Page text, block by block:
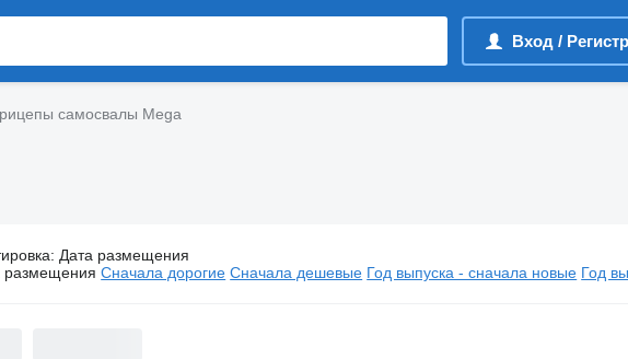
Вход /
самосвалы Mega
Полуприцепы самосвалы Mega
: Дата размещения
размещения Сначала дорогие Сначала дешевые Год выпуска - сначала новые Год